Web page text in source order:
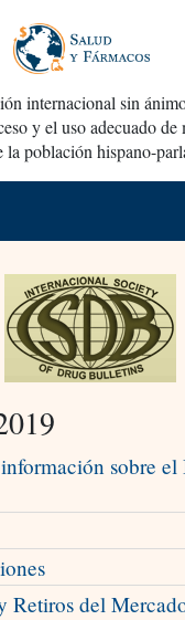
internacional sin
y el uso adecuado de
la población hispano-
sobre
Retiros del